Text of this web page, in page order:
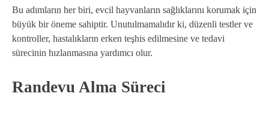
Bu adımların her biri, evcil hayvanların sağlıklarını korumak için
büyük bir öneme sahiptir. Unutulmamalıdır ki, düzenli testler ve
kontroller, hastalıkların erken teşhis edilmesine ve tedavi
sürecinin hızlanmasına yardımcı olur.
Randevu Alma Süreci